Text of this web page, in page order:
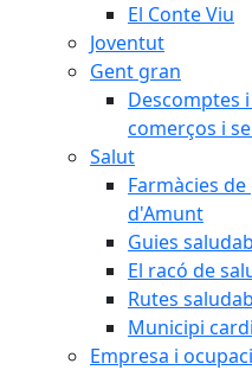
El Conte Viu
Joventut
Gent gran
Descomptes
comerços i
Salut
Farmàcies
d'Amunt
Guies
El racó de
Rutes
Municipi
Empresa i